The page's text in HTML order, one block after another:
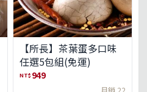
【所長】茶葉蛋多口味
任選5包組(免運)
NT$ 949
月銷 22